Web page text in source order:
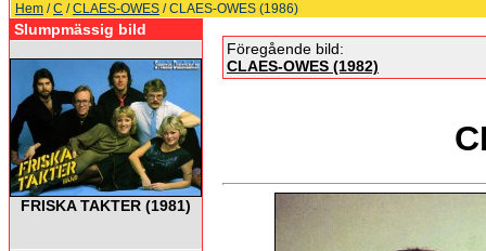
Hem /C /CLAES-OWES / CLAES-OWES (1986)
Slumpmässig bild
FRISKA TAKTER (1981)
Föregående bild:
CLAES-OWES (1982)